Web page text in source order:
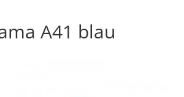
A41 blau